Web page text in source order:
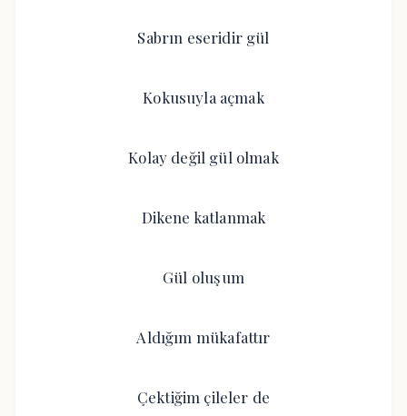
Sabrın eseridir gül
Kokusuyla açmak
Kolay değil gül olmak
Dikene katlanmak
Gül oluşum
Aldığım mükafattır
Çektiğim çileler de